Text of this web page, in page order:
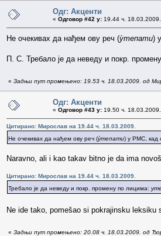
Одг: Акценти
« Одговор #42 у: 19.44 ч.
Не очекивах да нађем ову реч (ỳтепати)
П. С. Требало је да неведу и покр.
« Задњи пут промењено: 19.53 ч. 18.03.2009. од
Одг: Акценти
« Одговор #43 у: 19.50 ч.
Цитирано: Мирослав на 19.44 ч. 18.03.2009.
Не очекивах да нађем ову реч (ỳтепати) у РМС, кад
Naravno, ali i kao takav bitno je da ima
Цитирано: Мирослав на 19.44 ч. 18.03.2009.
Требало је да неведу и покр. промену по лицима:
Ne ide tako, pomešao si pokrajinsku
« Задњи пут промењено: 20.08 ч. 18.03.2009. од